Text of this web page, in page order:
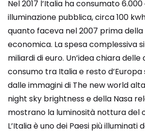
Nel 2017 l’Italia ha consumato
illuminazione pubblica, circa 100
quanto faceva nel 2007 prima della
economica. La spesa complessiva
miliardi di euro. Un’idea chiara
consumo tra Italia e resto d’Europa
dalle immagini di The new world
night sky brightness e della Nasa
mostrano la luminosità nottura del
L’Italia è uno dei Paesi più illuminati